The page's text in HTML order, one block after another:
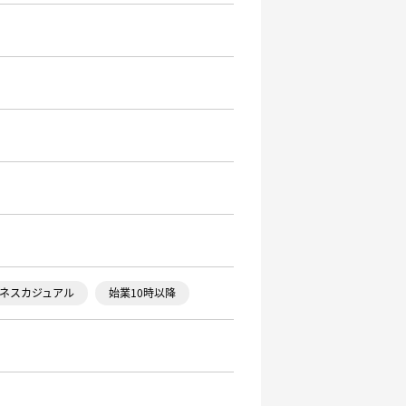
スカジュアル 始業10時以降